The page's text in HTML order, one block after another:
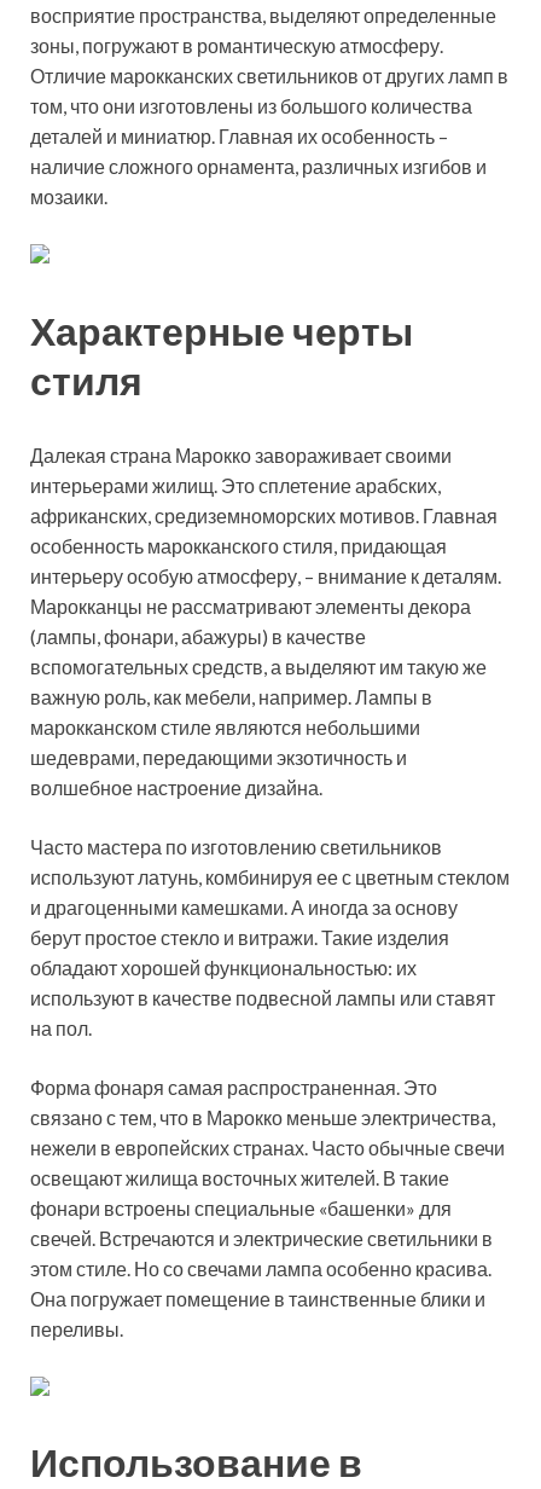
восприятие пространства, выделяют определенные
зоны, погружают в романтическую атмосферу.
Отличие марокканских светильников от других ламп в
том, что они изготовлены из большого количества
деталей и миниатюр. Главная их особенность –
наличие сложного орнамента, различных изгибов и
мозаики.
Характерные черты
стиля
Далекая страна Марокко завораживает своими
интерьерами жилищ. Это сплетение арабских,
африканских, средиземноморских мотивов. Главная
особенность марокканского стиля, придающая
интерьеру особую атмосферу, – внимание к деталям.
Марокканцы не рассматривают элементы декора
(лампы, фонари, абажуры) в качестве
вспомогательных средств, а выделяют им такую же
важную роль, как мебели, например. Лампы в
марокканском стиле являются небольшими
шедеврами, передающими экзотичность и
волшебное настроение дизайна.
Часто мастера по изготовлению светильников
используют латунь, комбинируя ее с цветным стеклом
и драгоценными камешками. А иногда за основу
берут простое стекло и витражи. Такие изделия
обладают хорошей функциональностью: их
используют в качестве подвесной лампы или ставят
на пол.
Форма фонаря самая распространенная. Это
связано с тем, что в Марокко меньше электричества,
нежели в европейских странах. Часто обычные свечи
освещают жилища восточных жителей. В такие
фонари встроены специальные «башенки» для
свечей. Встречаются и электрические светильники в
этом стиле. Но со свечами лампа особенно красива.
Она погружает помещение в таинственные блики и
переливы.
Использование в